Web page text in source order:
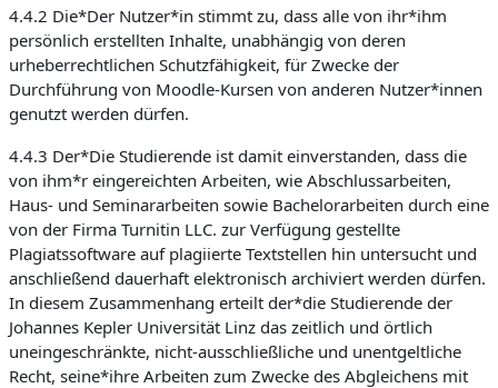
4.4.2 Die*Der Nutzer*in stimmt zu, dass alle von ihr*ihm
persönlich erstellten Inhalte, unabhängig von deren
urheberrechtlichen Schutzfähigkeit, für Zwecke der
Durchführung von Moodle-Kursen von anderen Nutzer*innen
genutzt werden dürfen.
4.4.3 Der*Die Studierende ist damit einverstanden, dass die
von ihm*r eingereichten Arbeiten, wie Abschlussarbeiten,
Haus- und Seminararbeiten sowie Bachelorarbeiten durch eine
von der Firma Turnitin LLC. zur Verfügung gestellte
Plagiatssoftware auf plagiierte Textstellen hin untersucht und
anschließend dauerhaft elektronisch archiviert werden dürfen.
In diesem Zusammenhang erteilt der*die Studierende der
Johannes Kepler Universität Linz das zeitlich und örtlich
uneingeschränkte, nicht-ausschließliche und unentgeltliche
Recht, seine*ihre Arbeiten zum Zwecke des Abgleichens mit